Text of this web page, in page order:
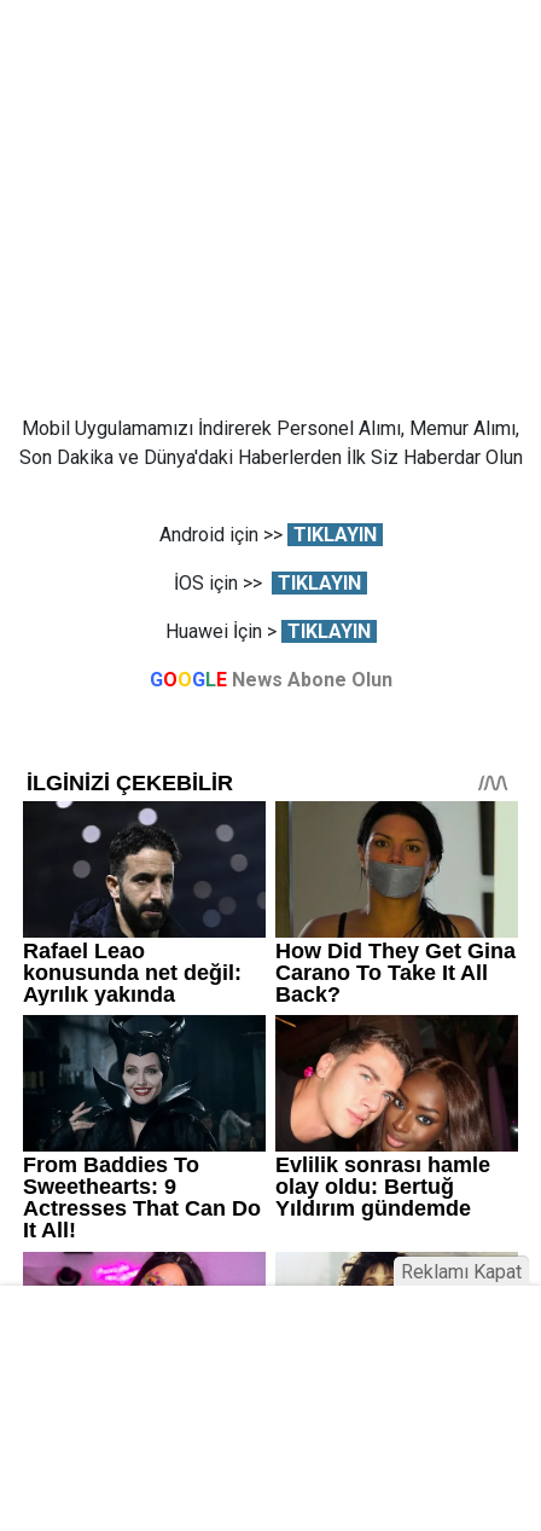
Mobil Uygulamamızı İndirerek Personel Alımı, Memur Alımı,
Son Dakika ve Dünya'daki Haberlerden İlk Siz Haberdar Olun
Android için >> TIKLAYIN
İOS için >> TIKLAYIN
Huawei İçin > TIKLAYIN
GOOGLE News Abone Olun
Reklamı Kapat